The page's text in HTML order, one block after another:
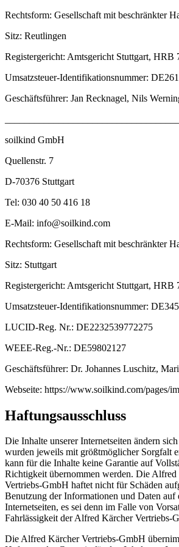
Rechtsform: Gesellschaft mit beschränkter
Sitz: Reutlingen
Registergericht: Amtsgericht Stuttgart, HRB
Umsatzsteuer-Identifikationsnummer:
Geschäftsführer: Jan Recknagel, Nils
soilkind GmbH
Quellenstr. 7
D-70376 Stuttgart
Tel: 030 40 50 416 18
E-Mail: info@soilkind.com
Rechtsform: Gesellschaft mit beschränkter
Sitz: Stuttgart
Registergericht: Amtsgericht Stuttgart, HRB
Umsatzsteuer-Identifikationsnummer:
LUCID-Reg. Nr.: DE2232539772275
WEEE-Reg.-Nr.: DE59802127
Geschäftsführer: Dr. Johannes Luschitz,
Webseite: https://www.soilkind.com/pages/
Haftungsausschluss
Die Inhalte unserer Internetseiten ändern
wurden jeweils mit größtmöglicher Sorgfalt
kann für die Inhalte keine Garantie auf
Richtigkeit übernommen werden. Die Alfred
Vertriebs-GmbH haftet nicht für Schäden
Benutzung der Informationen und Daten auf
Internetseiten, es sei denn im Falle von
Fahrlässigkeit der Alfred Kärcher Vertriebs-
Die Alfred Kärcher Vertriebs-GmbH